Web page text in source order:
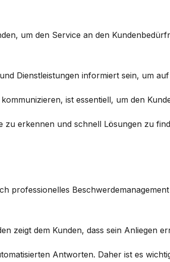
um den Service an den
Dienstleistungen informiert sein, um auf
ist essentiell, um den
zu erkennen und schnell Lösungen zu
professionelles
zeigt dem Kunden, dass sein Anliegen
Antworten. Daher ist es